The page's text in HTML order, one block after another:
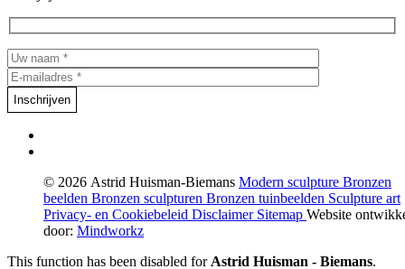
© 2026 Astrid Huisman-Biemans Modern sculpture Bronzen
beelden Bronzen sculpturen Bronzen tuinbeelden Sculpture art
Privacy- en Cookiebeleid Disclaimer Sitemap Website
door: Mindworkz
This function has been disabled forAstrid Huisman - Biemans.